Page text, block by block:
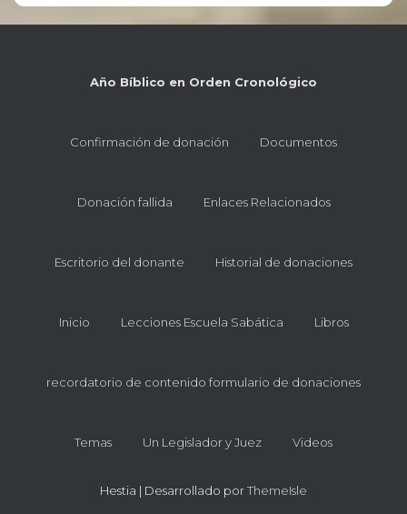
Año Bíblico en Orden Cronológico
Confirmación de donación Documentos
Donación fallida Enlaces Relacionados
Escritorio del donante Historial de donaciones
Inicio Lecciones Escuela Sabática Libros
recordatorio de contenido formulario de donaciones
Temas Un Legislador y Juez Videos
Hestia | Desarrollado porThemeIsle